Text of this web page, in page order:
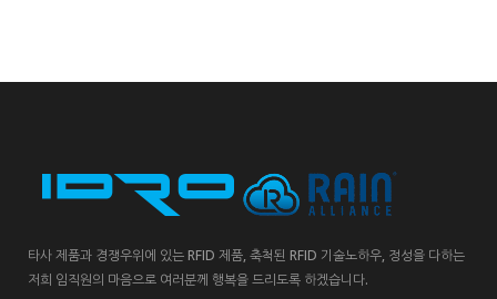
타사 제품과 경쟁우위에 있는 RFID 제품, 축척된 RFID 기술노하우, 정성을 다하는
저희 임직원의 마음으로 여러분께 행복을 드리도록 하겠습니다.